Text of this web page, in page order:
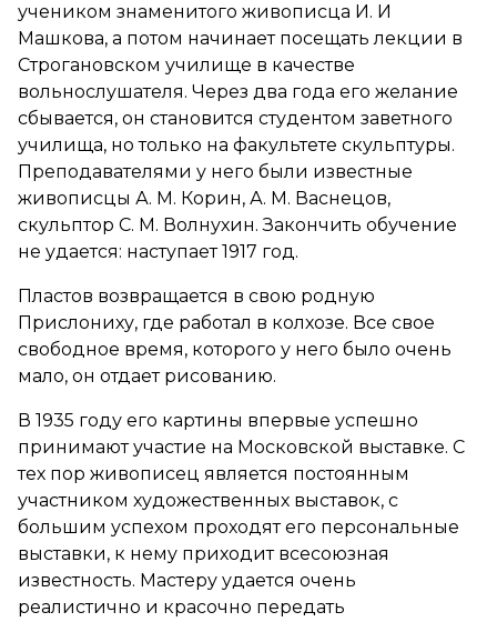
учеником знаменитого живописца И. И
Машкова, а потом начинает посещать лекции в
Строгановском училище в качестве
вольнослушателя. Через два года его желание
сбывается, он становится студентом заветного
училища, но только на факультете скульптуры.
Преподавателями у него были известные
живописцы А. М. Корин, А. М. Васнецов,
скульптор С. М. Волнухин. Закончить обучение
не удается: наступает 1917 год.
Пластов возвращается в свою родную
Прислониху, где работал в колхозе. Все свое
свободное время, которого у него было очень
мало, он отдает рисованию.
В 1935 году его картины впервые успешно
принимают участие на Московской выставке. С
тех пор живописец является постоянным
участником художественных выставок, с
большим успехом проходят его персональные
выставки, к нему приходит всесоюзная
известность. Мастеру удается очень
реалистично и красочно передать